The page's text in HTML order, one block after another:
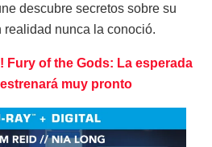
descubre secretos sobre su
realidad nunca la conoció.
Fury of the Gods: La esperada
muy pronto